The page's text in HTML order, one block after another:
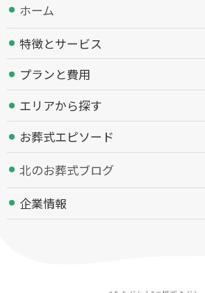
ホーム
特徴とサービス
プランと費用
エリアから探す
お葬式エピソード
北のお葬式ブログ
企業情報